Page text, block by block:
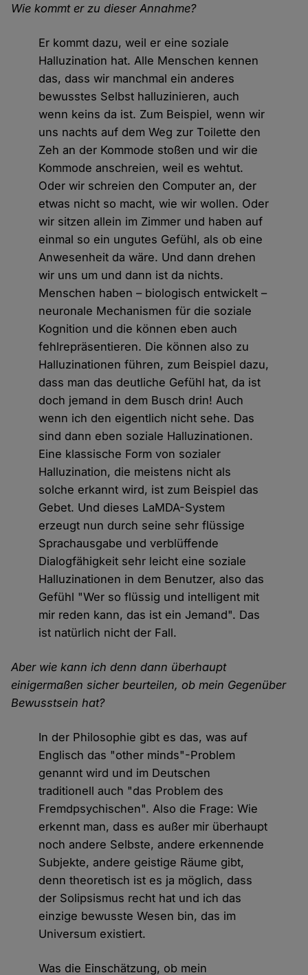
Wie kommt er zu dieser Annahme?
Er kommt dazu, weil er eine soziale
Halluzination hat. Alle Menschen kennen
das, dass wir manchmal ein anderes
bewusstes Selbst halluzinieren, auch
wenn keins da ist. Zum Beispiel, wenn wir
uns nachts auf dem Weg zur Toilette den
Zeh an der Kommode stoßen und wir die
Kommode anschreien, weil es wehtut.
Oder wir schreien den Computer an, der
etwas nicht so macht, wie wir wollen. Oder
wir sitzen allein im Zimmer und haben auf
einmal so ein ungutes Gefühl, als ob eine
Anwesenheit da wäre. Und dann drehen
wir uns um und dann ist da nichts.
Menschen haben – biologisch entwickelt –
neuronale Mechanismen für die soziale
Kognition und die können eben auch
fehlrepräsentieren. Die können also zu
Halluzinationen führen, zum Beispiel dazu,
dass man das deutliche Gefühl hat, da ist
doch jemand in dem Busch drin! Auch
wenn ich den eigentlich nicht sehe. Das
sind dann eben soziale Halluzinationen.
Eine klassische Form von sozialer
Halluzination, die meistens nicht als
solche erkannt wird, ist zum Beispiel das
Gebet. Und dieses LaMDA-System
erzeugt nun durch seine sehr flüssige
Sprachausgabe und verblüffende
Dialogfähigkeit sehr leicht eine soziale
Halluzinationen in dem Benutzer, also das
Gefühl "Wer so flüssig und intelligent mit
mir reden kann, das ist ein Jemand". Das
ist natürlich nicht der Fall.
Aber wie kann ich denn dann überhaupt
einigermaßen sicher beurteilen, ob mein Gegenüber
Bewusstsein hat?
In der Philosophie gibt es das, was auf
Englisch das "other minds"-Problem
genannt wird und im Deutschen
traditionell auch "das Problem des
Fremdpsychischen". Also die Frage: Wie
erkennt man, dass es außer mir überhaupt
noch andere Selbste, andere erkennende
Subjekte, andere geistige Räume gibt,
denn theoretisch ist es ja möglich, dass
der Solipsismus recht hat und ich das
einzige bewusste Wesen bin, das im
Universum existiert.
Was die Einschätzung, ob mein